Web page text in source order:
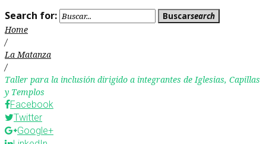
Search for:
Buscarsearch
Home
/
La Matanza
/
Taller para la inclusión dirigido a integrantes de Iglesias, Capillas
y Templos
Facebook
Twitter
Google+